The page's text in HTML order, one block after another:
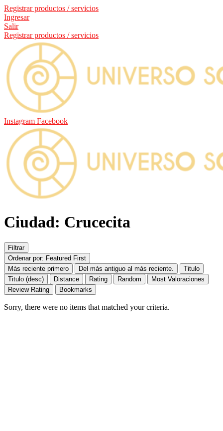
Registrar productos / servicios
Ingresar
Salir
Registrar productos / servicios
Instagram Facebook
Ciudad: Crucecita
Filtrar
Ordenar por: Featured First
Más reciente primero
Del más antiguo al más reciente.
Titulo
Titulo (desc)
Distance Rating Random
Most Valoraciones
Review Rating
Bookmarks
Sorry, there were no items that matched your criteria.